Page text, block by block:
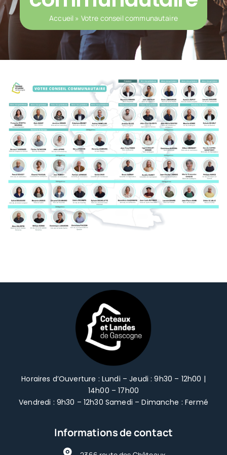
Vivre & Habiter
Voirie intercommunale
Tourisme
Mobilité
Aménagement du Territoire
Notre territoire
Voirie intercommunale
Tourisme
Mobilité
Aménagement du Territoire
Accueil » Votre conseil communautaire
Horaires d’Ouverture : Lundi – Jeudi : 9h30 – 12h00 |
14h00 – 17h00
Vendredi : 9h30 – 12h30 Samedi – Dimanche : Fermé
Informations de contact